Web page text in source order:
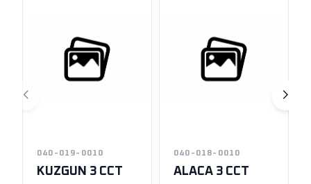
040-019-0010
KUZGUN 3 CCT
040-018-0010
ALACA 3 CCT